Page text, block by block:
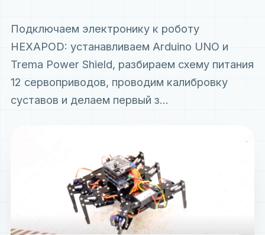
Подключаем электронику к роботу
HEXAPOD: устанавливаем Arduino UNO и
Trema Power Shield, разбираем схему питания
12 сервоприводов, проводим калибровку
суставов и делаем первый з...